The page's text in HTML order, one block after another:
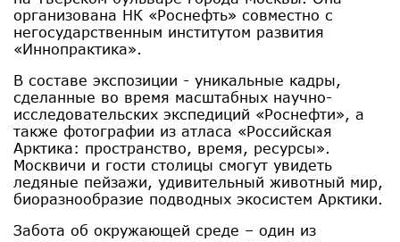
организована НК «Роснефть» совместно с
негосударственным институтом развития
«Иннопрактика».
В составе экспозиции - уникальные кадры,
сделанные во время масштабных научно-
исследовательских экспедиций «Роснефти», а
также фотографии из атласа «Российская
Арктика: пространство, время, ресурсы».
Москвичи и гости столицы смогут увидеть
ледяные пейзажи, удивительный животный мир,
биоразнообразие подводных экосистем Арктики.
Забота об окружающей среде – один из